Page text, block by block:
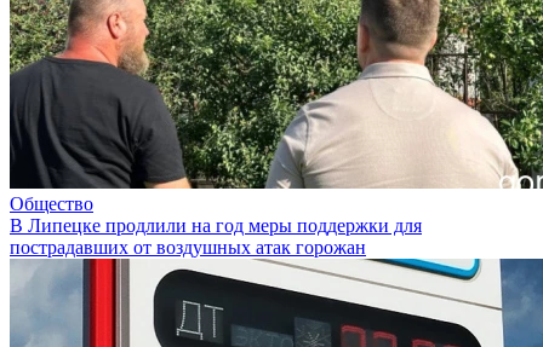
Общество
В Липецке продлили на год меры поддержки для
пострадавших от воздушных атак горожан